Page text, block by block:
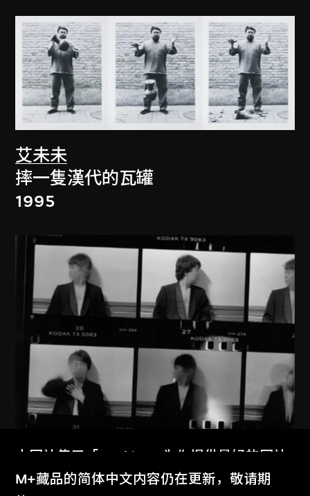
艾未未
摔一隻漢代的瓦罐
1995
艾未未
本网站使用「Cookies」为你提供最好的网站
体验。
M+藏品的简体中文内容仍在更新，敬请期